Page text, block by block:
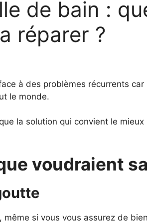
de bain :
réparer ?
à des problèmes récurrents
le monde.
la solution qui convient le
voudraient
si vous vous assurez de